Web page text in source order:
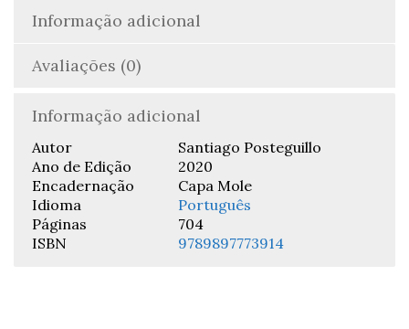
Informação adicional
Avaliações (0)
Informação adicional
Autor
Santiago Posteguillo
Ano de Edição
2020
Encadernação
Capa Mole
Idioma
Português
Páginas
704
ISBN
9789897773914